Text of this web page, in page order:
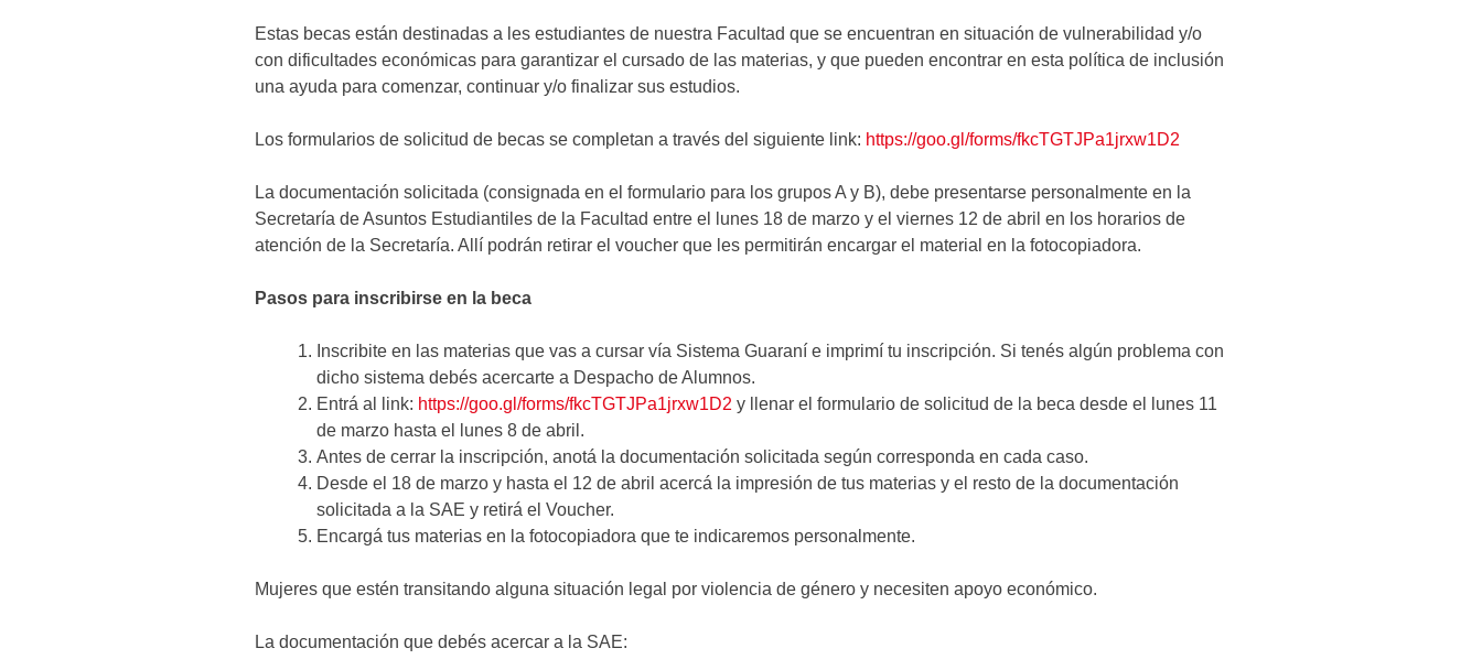
Estas becas están destinadas a les estudiantes de nuestra Facultad que se encuentran en situación de vulnerabilidad y/o
con dificultades económicas para garantizar el cursado de las materias, y que pueden encontrar en esta política de inclusión
una ayuda para comenzar, continuar y/o finalizar sus estudios.
Los formularios de solicitud de becas se completan a través del siguiente link: https://goo.gl/forms/fkcTGTJPa1jrxw1D2
La documentación solicitada (consignada en el formulario para los grupos A y B), debe presentarse personalmente en la
Secretaría de Asuntos Estudiantiles de la Facultad entre el lunes 18 de marzo y el viernes 12 de abril en los horarios de
atención de la Secretaría. Allí podrán retirar el voucher que les permitirán encargar el material en la fotocopiadora.
Pasos para inscribirse en la beca
Inscribite en las materias que vas a cursar vía Sistema Guaraní e imprimí tu inscripción. Si tenés algún problema con
dicho sistema debés acercarte a Despacho de Alumnos.
Entrá al link: https://goo.gl/forms/fkcTGTJPa1jrxw1D2 y llenar el formulario de solicitud de la beca desde el lunes 11
de marzo hasta el lunes 8 de abril.
Antes de cerrar la inscripción, anotá la documentación solicitada según corresponda en cada caso.
Desde el 18 de marzo y hasta el 12 de abril acercá la impresión de tus materias y el resto de la documentación
solicitada a la SAE y retirá el Voucher.
Encargá tus materias en la fotocopiadora que te indicaremos personalmente.
Mujeres que estén transitando alguna situación legal por violencia de género y necesiten apoyo económico.
La documentación que debés acercar a la SAE: